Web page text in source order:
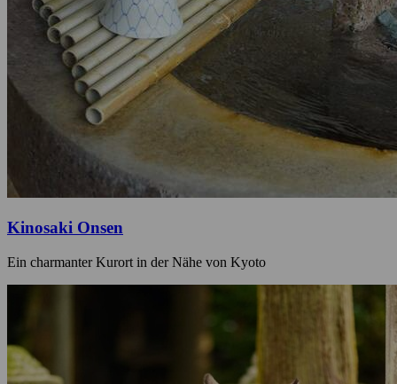
Kinosaki Onsen
Ein charmanter Kurort in der Nähe von Kyoto